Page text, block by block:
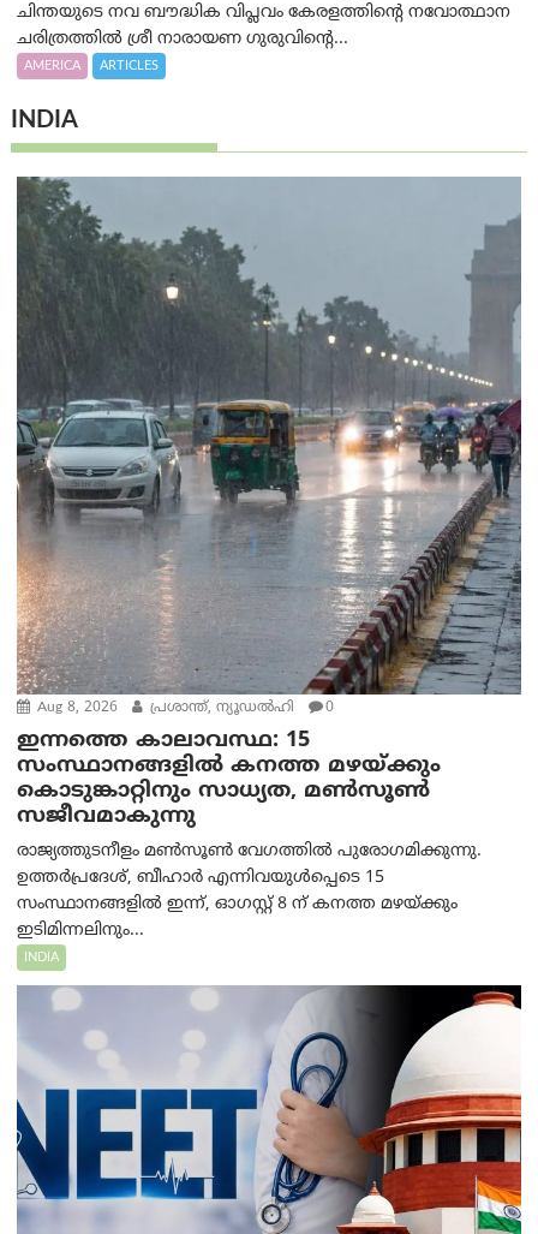
ചിന്തയുടെ നവ ബൗദ്ധിക വിപ്ലവം കേരളത്തിന്റെ നവോത്ഥാന
ചരിത്രത്തിൽ ശ്രീ നാരായണ ഗുരുവിന്റെ...
AMERICA ARTICLES
INDIA
Aug 8, 2026 പ്രശാന്ത്, ന്യൂഡല്‍ഹി 0
ഇന്നത്തെ കാലാവസ്ഥ: 15
സംസ്ഥാനങ്ങളിൽ കനത്ത മഴയ്ക്കും
കൊടുങ്കാറ്റിനും സാധ്യത, മൺസൂൺ
സജീവമാകുന്നു
രാജ്യത്തുടനീളം മൺസൂൺ വേഗത്തിൽ പുരോഗമിക്കുന്നു.
ഉത്തർപ്രദേശ്, ബീഹാർ എന്നിവയുൾപ്പെടെ 15
സംസ്ഥാനങ്ങളിൽ ഇന്ന്, ഓഗസ്റ്റ് 8 ന് കനത്ത മഴയ്ക്കും
ഇടിമിന്നലിനും...
INDIA